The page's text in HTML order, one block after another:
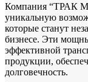
Компания “ТРАК
уникальную
которые станут
бизнесе. Эти
эффективной
продукции,
долговечность.